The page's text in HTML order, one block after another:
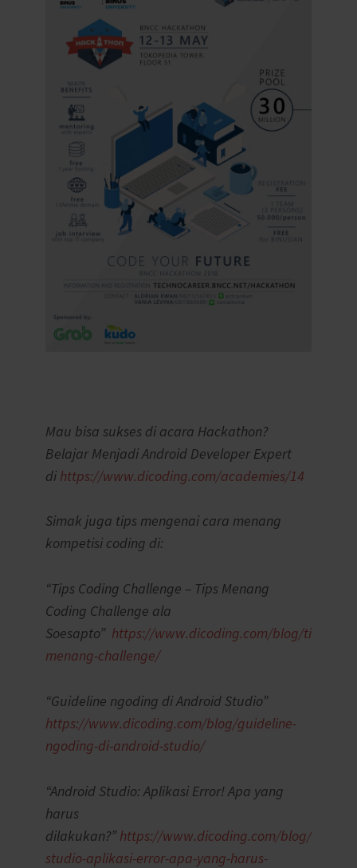
Mau bisa sukses di acara Hackathon?
Belajar Menjadi Android Developer Expert
di https://www.dicoding.com/academies/14
Simak juga tips mengenai cara menang
kompetisi coding di:
“Tips Coding Challenge – Tips Menang
Coding Challenge ala
Soesapto” https://www.dicoding.com/blog/tips-
menang-challenge/
“Guideline ngoding di Android Studio”
https://www.dicoding.com/blog/guideline-
ngoding-di-android-studio/
“Android Studio: Aplikasi Error! Apa yang
harus
dilakukan?”https://www.dicoding.com/blog/
studio-aplikasi-error-apa-yang-harus-